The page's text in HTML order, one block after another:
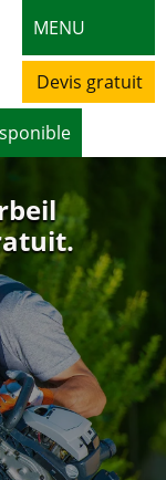
MENU
Devis gratuit